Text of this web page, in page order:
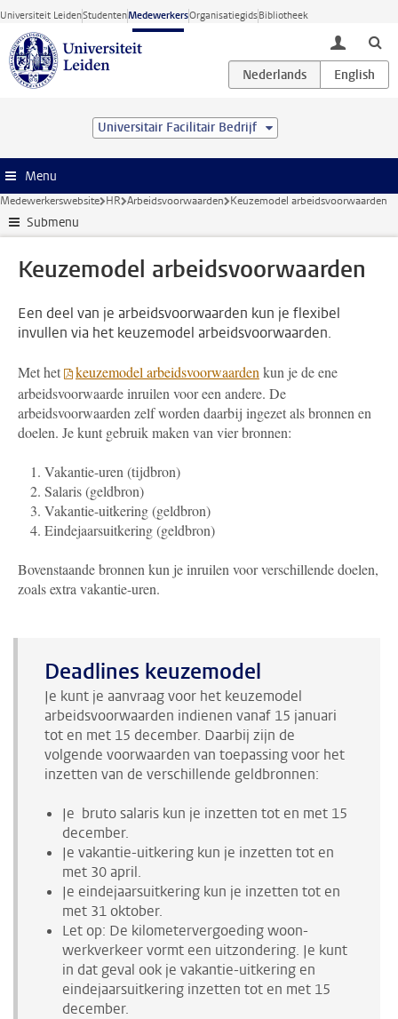
Ga direct naar de inhoud
Universiteit LeidenStudentenMedewerkersOrganisatiegidsBibliotheek
toggle
Universitair Facilitair Bedrijf
Menu
Medewerkerswebsite HR Arbeidsvoorwaarden Keuzemodel arbeidsvoorwaarden
Submenu
Keuzemodel arbeidsvoorwaarden
Een deel van je arbeidsvoorwaarden kun je flexibel
invullen via het keuzemodel arbeidsvoorwaarden.
Met het keuzemodel arbeidsvoorwaarden kun je de ene
arbeidsvoorwaarde inruilen voor een andere. De
arbeidsvoorwaarden zelf worden daarbij ingezet als bronnen en
doelen. Je kunt gebruik maken van vier bronnen:
Vakantie-uren (tijdbron)
Salaris (geldbron)
Vakantie-uitkering (geldbron)
Eindejaarsuitkering (geldbron)
Bovenstaande bronnen kun je inruilen voor verschillende doelen,
zoals extra vakantie-uren.
Deadlines keuzemodel
Je kunt je aanvraag voor het keuzemodel
arbeidsvoorwaarden indienen vanaf 15 januari
tot en met 15 december. Daarbij zijn de
volgende voorwaarden van toepassing voor het
inzetten van de verschillende geldbronnen:
Je bruto salaris kun je inzetten tot en met 15
december.
Je vakantie-uitkering kun je inzetten tot en
met 30 april.
Je eindejaarsuitkering kun je inzetten tot en
met 31 oktober.
Let op: De kilometervergoeding woon-
werkverkeer vormt een uitzondering. Je kunt
in dat geval ook je vakantie-uitkering en
eindejaarsuitkering inzetten tot en met 15
december.